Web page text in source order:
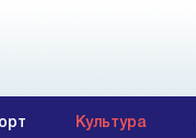
Культура